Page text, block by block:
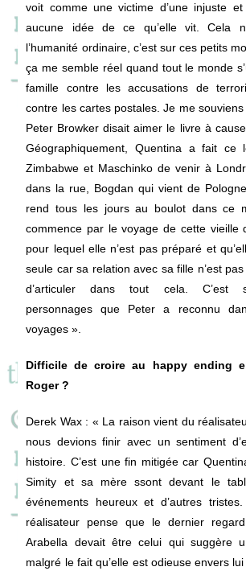
voit comme une victime d’une injuste et
aucune idée de ce qu’elle vit. Cela
l’humanité ordinaire, c’est sur ces petits
ça me semble réel quand tout le monde
famille contre les accusations de
contre les cartes postales. Je me
Peter Browker disait aimer le livre à
Géographiquement, Quentina a fait ce
Zimbabwe et Maschinko de venir à
dans la rue, Bogdan qui vient de
rend tous les jours au boulot dans ce
commence par le voyage de cette vieille
pour lequel elle n’est pas préparé et
seule car sa relation avec sa fille n’est
d’articuler dans tout cela. C’est
personnages que Peter a reconnu
voyages ».
Difficile de croire au happy ending
Roger ?
Derek Wax: « La raison vient du
nous devions finir avec un sentiment
histoire. C’est une fin mitigée car
Simity et sa mère ssont devant le
événements heureux et d’autres
réalisateur pense que le dernier
Arabella devait être celui qui suggère
malgré le fait qu’elle est odieuse envers lui